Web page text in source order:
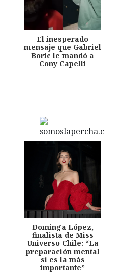
El inesperado
mensaje que Gabriel
Boric le mandó a
Cony Capelli
Dominga López,
finalista de Miss
Universo Chile: “La
preparación mental
sí es la más
importante”